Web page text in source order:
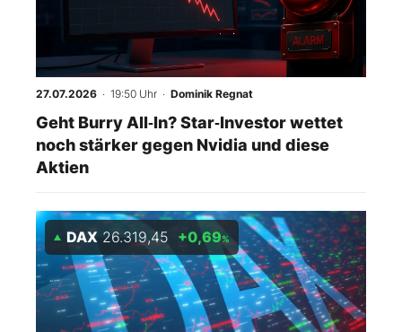
27.07.2026 · 19:50 Uhr · Dominik Regnat
Geht Burry All‑In? Star‑Investor wettet
noch stärker gegen Nvidia und diese
Aktien
DAX 26.319,45 +0,69%